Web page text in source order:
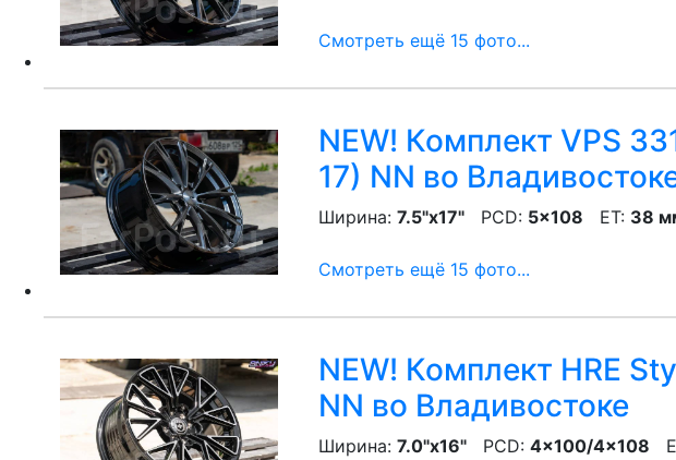
Смотреть ещё 15 фото...
NEW! Комплект VPS
17) NN во
Ширина: 7.5"x17" PCD: 5x108 ET: 38
Смотреть ещё 15 фото...
NEW! Комплект HRE
NN во Владивостоке
Ширина: 7.0"x16" PCD: 4x100/4x108